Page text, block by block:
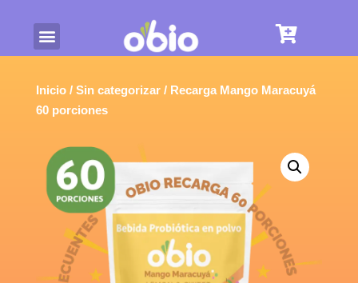
Inicio / Sin categorizar / Recarga Mango Maracuyá
60 porciones